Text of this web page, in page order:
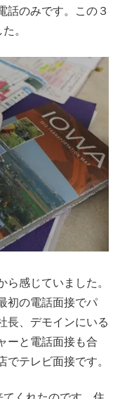
話のみです。この３
。
感じていました。
初の電話面接でパ
長、デモインにいる
ーと電話面接も合
テレビ面接です。